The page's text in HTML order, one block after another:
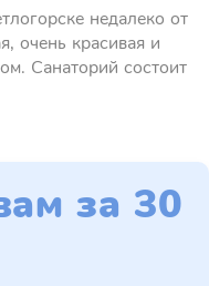
недалеко от
очень красивая и
Санаторий состоит
за 30